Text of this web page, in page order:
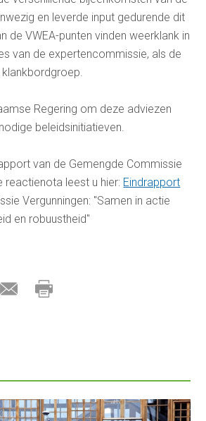
en leverde input gedurende dit
de VWEA-punten vinden weerklank in
van de expertencommissie, als de
Regering om deze adviezen
beleidsinitiatieven.
van de Gemengde Commissie
reactienota leest u hier: Eindrapport
Vergunningen: "Samen in actie
en robuustheid"